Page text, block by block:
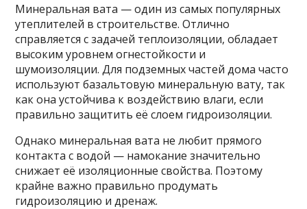
Минеральная вата — один из самых популярных
утеплителей в строительстве. Отлично
справляется с задачей теплоизоляции, обладает
высоким уровнем огнестойкости и
шумоизоляции. Для подземных частей дома часто
используют базальтовую минеральную вату, так
как она устойчива к воздействию влаги, если
правильно защитить её слоем гидроизоляции.
Однако минеральная вата не любит прямого
контакта с водой — намокание значительно
снижает её изоляционные свойства. Поэтому
крайне важно правильно продумать
гидроизоляцию и дренаж.